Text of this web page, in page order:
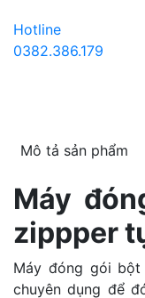
Hotline
0382.386.179
Mô tả sản phẩm
Máy
zippper
Máy đóng gói
chuyên dụng để